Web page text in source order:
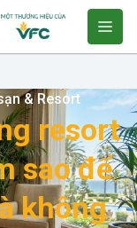
& Resort
resort
sao để
không